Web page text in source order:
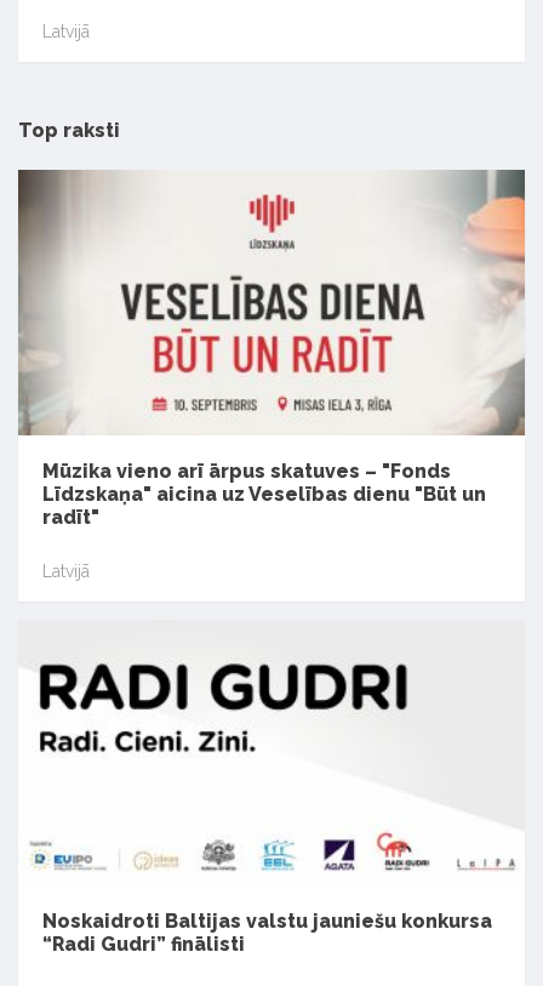
Latvijā
Top raksti
Mūzika vieno arī ārpus skatuves – "Fonds
Līdzskaņa" aicina uz Veselības dienu "Būt un
radīt"
Latvijā
Noskaidroti Baltijas valstu jauniešu konkursa
“Radi Gudri” finālisti